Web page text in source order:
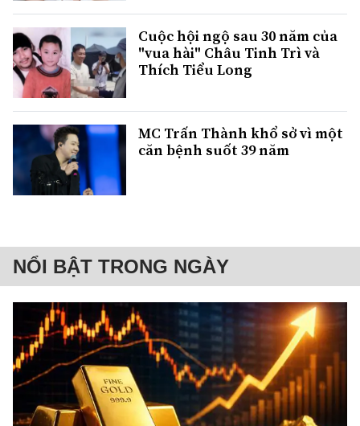
Cuộc hội ngộ sau 30 năm của
"vua hài" Châu Tinh Trì và
Thích Tiểu Long
MC Trấn Thành khổ sở vì một
căn bệnh suốt 39 năm
NỔI BẬT TRONG NGÀY